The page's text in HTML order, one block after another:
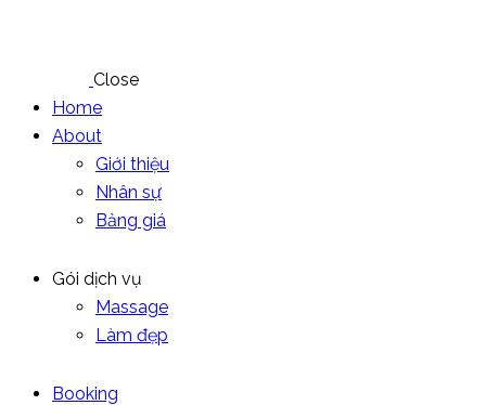
Close
Home
About
Giới thiệu
Nhân sự
Bảng giá
Gói dịch vụ
Massage
Làm đẹp
Booking